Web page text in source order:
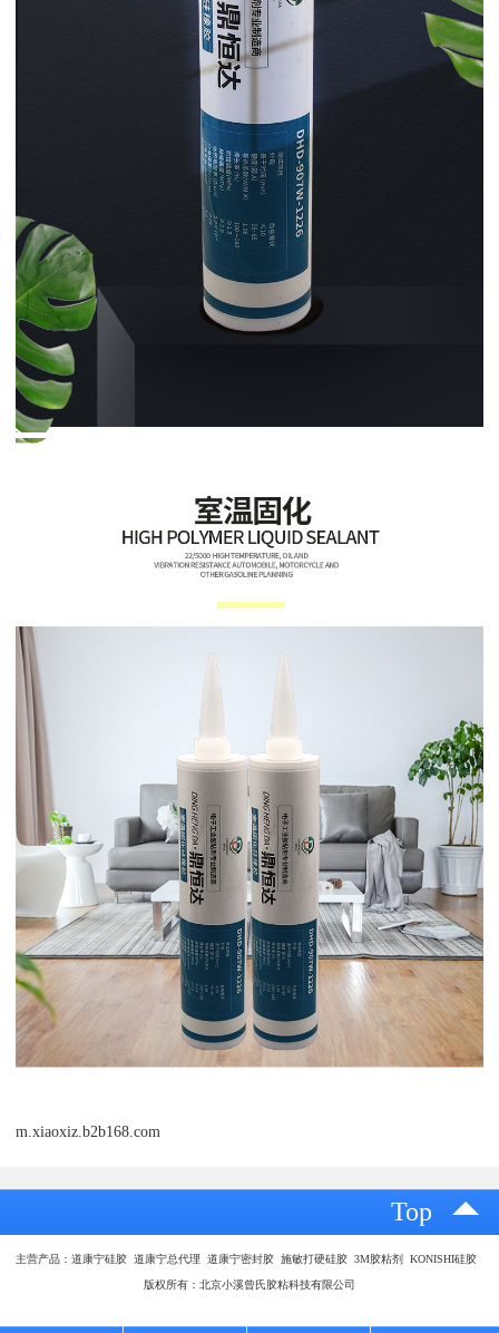
m.xiaoxiz.b2b168.com
Top
主营产品：道康宁硅胶 道康宁总代理 道康宁密封胶 施敏打硬硅胶 3M胶粘剂 KONISHI硅胶
版权所有：北京小溪曾氏胶粘科技有限公司